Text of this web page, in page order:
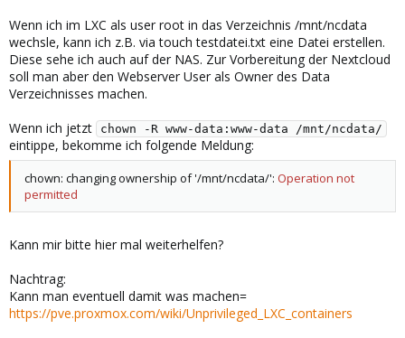
Wenn ich im LXC als user root in das Verzeichnis /mnt/ncdata
wechsle, kann ich z.B. via touch testdatei.txt eine Datei erstellen.
Diese sehe ich auch auf der NAS. Zur Vorbereitung der Nextcloud
soll man aber den Webserver User als Owner des Data
Verzeichnisses machen.
Wenn ich jetzt
chown -R www-data:www-data /mnt/ncdata/
eintippe, bekomme ich folgende Meldung:
chown: changing ownership of '/mnt/ncdata/': Operation not
permitted
Kann mir bitte hier mal weiterhelfen?
Nachtrag:
Kann man eventuell damit was machen=
https://pve.proxmox.com/wiki/Unprivileged_LXC_containers